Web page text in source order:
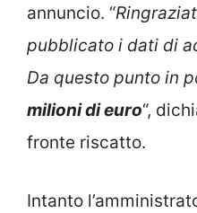
annuncio. “
pubblicato i dati di
Da questo punto in
milioni di euro“,
fronte riscatto.
Intanto